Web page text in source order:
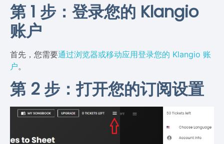
第 1 步：登录您的 Klangio
账户
首先，您需要通过浏览器或移动应用登录您的 Klangio 账
户。
第 2 步：打开您的订阅设置